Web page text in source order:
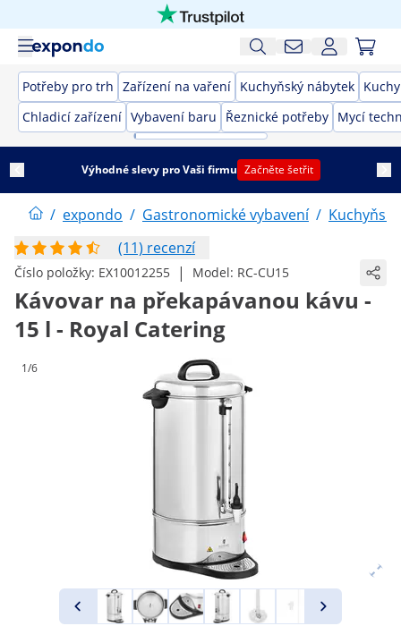
Potřeby pro trh Zařízení na vaření Kuchyňský nábytek
Chladicí zařízení Vybavení baru Řeznické potřeby Mycí
Výhodné slevy pro Vaši firmu Začněte šetřit
/ expondo / Gastronomické vybavení /
(11) recenzí
Číslo položky: EX10012255 | Model: RC-CU15
Kávovar na překapávanou kávu -
15 l - Royal Catering
1/6